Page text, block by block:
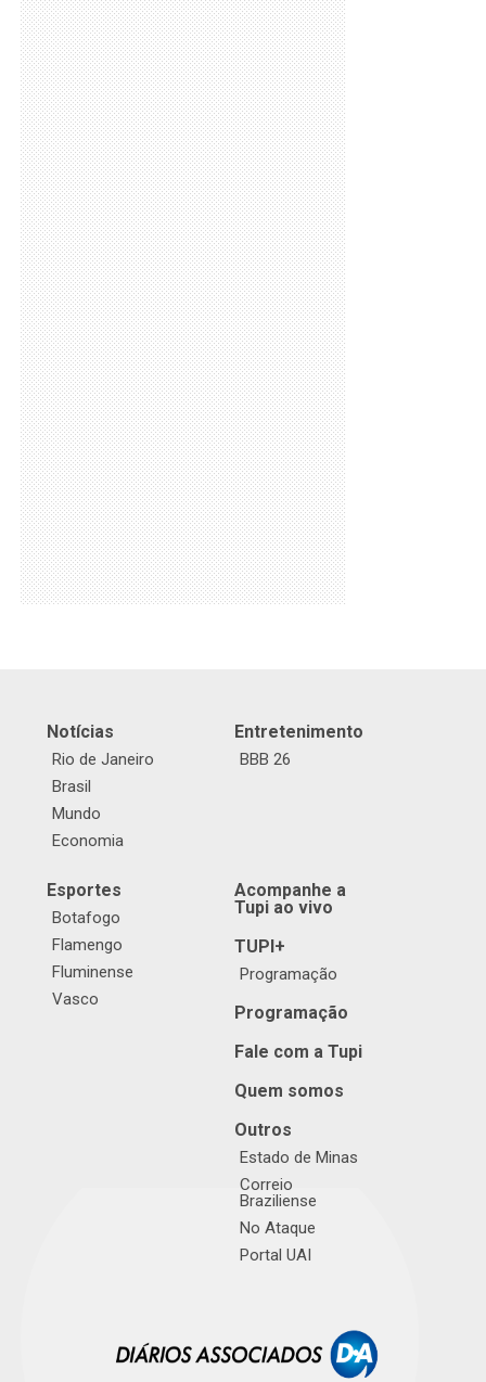
Notícias
Rio de Janeiro
Brasil
Mundo
Economia
Entretenimento
BBB 26
Esportes
Botafogo
Flamengo
Fluminense
Vasco
Acompanhe a
Tupi ao vivo
TUPI+
Programação
Programação
Fale com a Tupi
Quem somos
Outros
Estado de Minas
Correio
Braziliense
No Ataque
Portal UAI